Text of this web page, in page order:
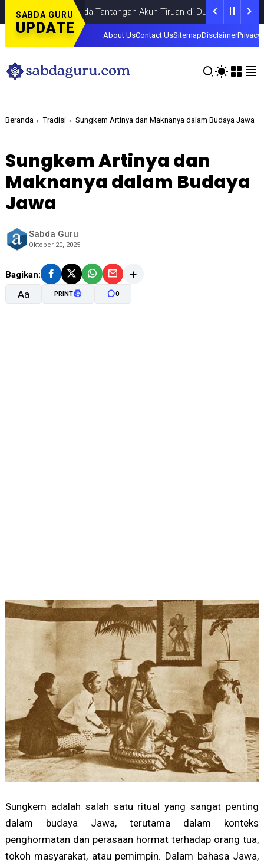
SABDA GURU
UPDATE
Fokus pada Tantangan Akun Tiruan di Dunia Digital, Marak
About UsContact UsSitemapDisclaimerPrivacy
Beranda Tradisi Sungkem Artinya dan Maknanya dalam Budaya Jawa
Sungkem Artinya dan
Maknanya dalam Budaya
Jawa
Sabda Guru
Oktober 20, 2025
Bagikan:
Aa PRINT 0
Sungkem adalah salah satu ritual yang sangat penting
dalam budaya Jawa, terutama dalam konteks
penghormatan dan perasaan hormat terhadap orang tua,
tokoh masyarakat, atau pemimpin. Dalam bahasa Jawa,